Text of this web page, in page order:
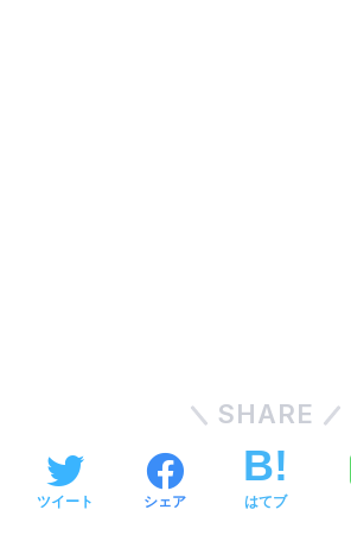
SHARE
ツイート シェア はてブ